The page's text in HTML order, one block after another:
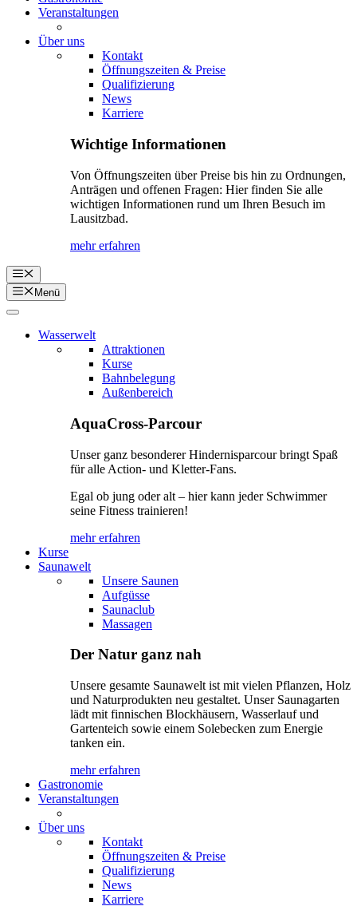
Veranstaltungen
Über uns
Kontakt
Öffnungszeiten & Preise
Qualifizierung
News
Karriere
Wichtige Informationen
Von Öffnungszeiten über Preise bis hin zu Ordnungen,
Anträgen und offenen Fragen: Hier finden Sie alle
wichtigen Informationen rund um Ihren Besuch im
Lausitzbad.
mehr erfahren
Menü
Menü
Wasserwelt
Attraktionen
Kurse
Bahnbelegung
Außenbereich
AquaCross-Parcour
Unser ganz besonderer Hindernisparcour bringt Spaß
für alle Action- und Kletter-Fans.
Egal ob jung oder alt – hier kann jeder Schwimmer
seine Fitness trainieren!
mehr erfahren
Kurse
Saunawelt
Unsere Saunen
Aufgüsse
Saunaclub
Massagen
Der Natur ganz nah
Unsere gesamte Saunawelt ist mit vielen Pflanzen, Holz
und Naturprodukten neu gestaltet. Unser Saunagarten
lädt mit finnischen Blockhäusern, Wasserlauf und
Gartenteich sowie einem Solebecken zum Energie
tanken ein.
mehr erfahren
Gastronomie
Veranstaltungen
Über uns
Kontakt
Öffnungszeiten & Preise
Qualifizierung
News
Karriere